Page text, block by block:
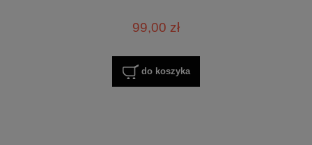
99,00 zł
do koszyka